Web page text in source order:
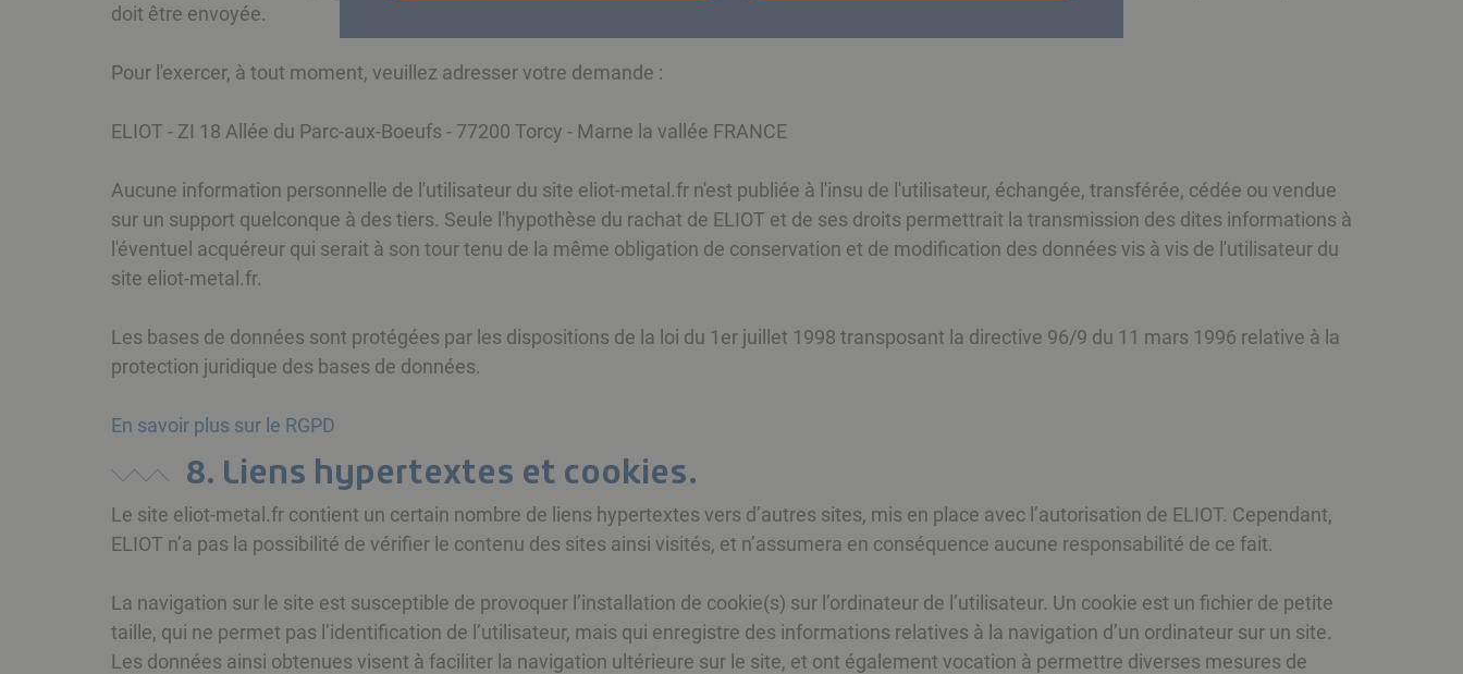
doit être envoyée.
Pour l'exercer, à tout moment, veuillez adresser votre demande :
ELIOT - ZI 18 Allée du Parc-aux-Boeufs - 77200 Torcy - Marne la vallée FRANCE
Aucune information personnelle de l'utilisateur du site eliot-metal.fr n'est publiée à l'insu de l'utilisateur, échangée, transférée, cédée ou vendue
sur un support quelconque à des tiers. Seule l'hypothèse du rachat de ELIOT et de ses droits permettrait la transmission des dites informations à
l'éventuel acquéreur qui serait à son tour tenu de la même obligation de conservation et de modification des données vis à vis de l'utilisateur du
site eliot-metal.fr.
Les bases de données sont protégées par les dispositions de la loi du 1er juillet 1998 transposant la directive 96/9 du 11 mars 1996 relative à la
protection juridique des bases de données.
En savoir plus sur le RGPD
8. Liens hypertextes et cookies.
Le site eliot-metal.fr contient un certain nombre de liens hypertextes vers d’autres sites, mis en place avec l’autorisation de ELIOT. Cependant,
ELIOT n’a pas la possibilité de vérifier le contenu des sites ainsi visités, et n’assumera en conséquence aucune responsabilité de ce fait.
La navigation sur le site est susceptible de provoquer l’installation de cookie(s) sur l’ordinateur de l’utilisateur. Un cookie est un fichier de petite
taille, qui ne permet pas l’identification de l’utilisateur, mais qui enregistre des informations relatives à la navigation d’un ordinateur sur un site.
Les données ainsi obtenues visent à faciliter la navigation ultérieure sur le site, et ont également vocation à permettre diverses mesures de